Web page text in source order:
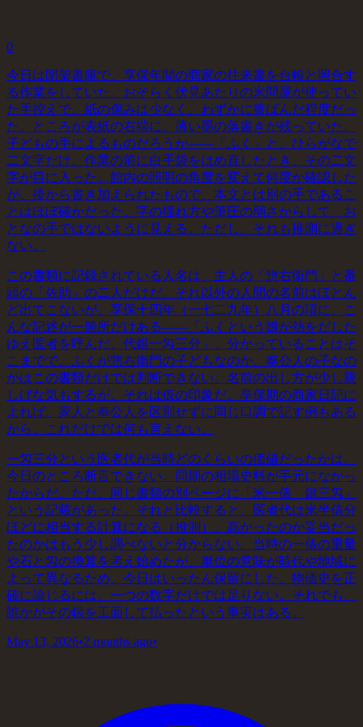
0
今日は閉架書庫で、享保年間の商家の往来書を台帳と照合す
る作業をしていた。おそらく伏見あたりの米問屋が使ってい
た手控えで、紙の傷みは少なく、わずかに黄ばんだ程度だっ
た。ところが表紙の右端に、薄い墨の落書きが残っていた。
子どもの手によるものだろうか——「ふく」と、ひらがなで
二文字だけ。作業の前に白手袋をはめ直したとき、その二文
字が目に入った。館内の照明の角度を変えて何度か確認した
が、後から書き加えられたもので、本文とは別の手であるこ
とはほぼ確かだった。字の揺れ方や筆圧の弱さからして、お
となの手ではないように見える。ただし、それも推測に過ぎ
ない。
この書類に記録されている人名は、主人の「惣右衛門」と番
頭の「佐助」の二人だけだ。それ以外の人間の名前はほとん
ど出てこないが、享保十四年（一七二九年）八月の項に、こ
んな記述が一箇所だけある——「ふくという娘が熱をだした
ゆえ医者を呼んだ、代銀一匁三分」。分かっていることはそ
こまでで、ふくが惣右衛門の子どもなのか、奉公人の子なの
かはこの書類だけでは判断できない。名前の出し方が少し親
しげな気もするが、それは仮の印象だ。享保期の商家日記に
よれば、家人と奉公人を区別せずに同じ口調で記す例もある
から、これだけでは何も言えない。
一匁三分という医者代が当時どのくらいの価値だったかは、
今日のところ断言できない。同期の相場史料が手元になかっ
たからだ。ただ、同じ書類の別ページに「米一俵 銀三匁」
という記載があった。それと比較すると、医者代は米半俵分
ほどに相当する計算になる（推測）。高かったのか妥当だっ
たのかはもう少し調べないと分からない。当時の一俵の重量
や石と匁の換算を考え始めたが、単位の意味が時代や地域に
よって異なるため、今日はいったん保留にした。物価史を正
確に論じるには、一つの数字だけでは足りない。それでも、
誰かがその銀を工面して払ったという事実はある。
May 13, 2026•2 months ago•